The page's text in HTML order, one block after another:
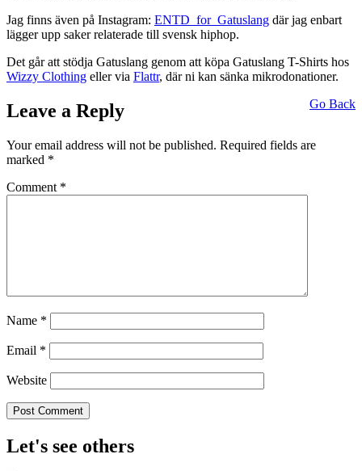
Jag finns även på Instagram: ENTD_for_Gatuslang där jag enbart
lägger upp saker relaterade till svensk hiphop.
Det går att stödja Gatuslang genom att köpa Gatuslang T-Shirts hos
Wizzy Clothing eller via Flattr, där ni kan sänka mikrodonationer.
Go Back
Leave a Reply
Your email address will not be published. Required fields are
marked *
Comment *
Name *
Email *
Website
Let's see others